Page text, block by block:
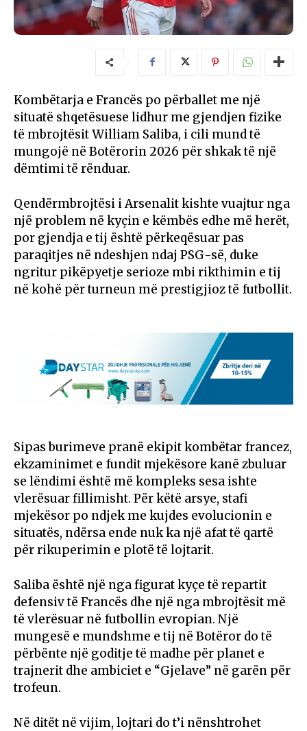
Kombëtarja e Francës po përballet me një
situatë shqetësuese lidhur me gjendjen fizike
të mbrojtësit William Saliba, i cili mund të
mungojë në Botërorin 2026 për shkak të një
dëmtimi të rënduar.
Qendërmbrojtësi i Arsenalit kishte vuajtur nga
një problem në kyçin e këmbës edhe më herët,
por gjendja e tij është përkeqësuar pas
paraqitjes në ndeshjen ndaj PSG-së, duke
ngritur pikëpyetje serioze mbi rikthimin e tij
në kohë për turneun më prestigjioz të futbollit.
Sipas burimeve pranë ekipit kombëtar francez,
ekzaminimet e fundit mjekësore kanë zbuluar
se lëndimi është më kompleks sesa ishte
vlerësuar fillimisht. Për këtë arsye, stafi
mjekësor po ndjek me kujdes evolucionin e
situatës, ndërsa ende nuk ka një afat të qartë
për rikuperimin e plotë të lojtarit.
Saliba është një nga figurat kyçe të repartit
defensiv të Francës dhe një nga mbrojtësit më
të vlerësuar në futbollin evropian. Një
mungesë e mundshme e tij në Botëror do të
përbënte një goditje të madhe për planet e
trajnerit dhe ambiciet e “Gjelave” në garën për
trofeun.
Në ditët në vijim, lojtari do t’i nënshtrohet